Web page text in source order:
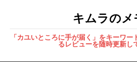
キムラのメ
「カユいところに手が届く」をキーワ
るレビューを随時更新し